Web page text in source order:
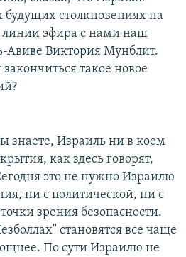
будущих столкновениях на
линии эфира с нами наш
Авиве Виктория Мунблит.
такое новое
знаете, Израиль ни в коем
как здесь говорят,
это не нужно Израилю
ни с политической, ни с
зрения безопасности.
становятся все чаще
По сути Израилю не